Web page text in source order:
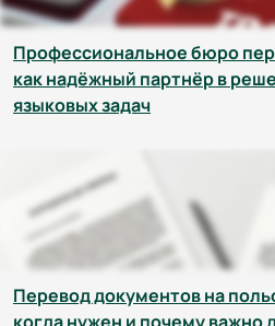
Профессиональное бюро
как надёжный партнёр в
языковых задач
Перевод документов на